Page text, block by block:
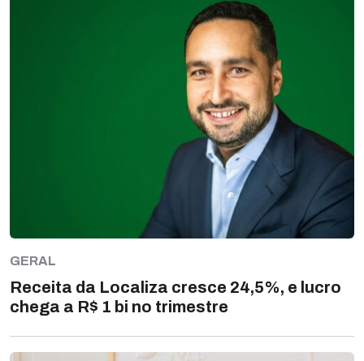
GERAL
Receita da Localiza cresce 24,5%, e lucro
chega a R$ 1 bi no trimestre